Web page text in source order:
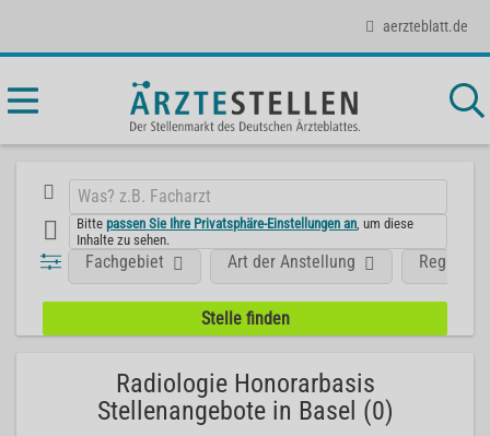
aerzteblatt.de
Bittepassen Sie Ihre Privatsphäre-Einstellungen an , um diese
Inhalte zu sehen.
Fachgebiet Art der Anstellung Region
Radiologie Honorarbasis
Stellenangebote in Basel (0)